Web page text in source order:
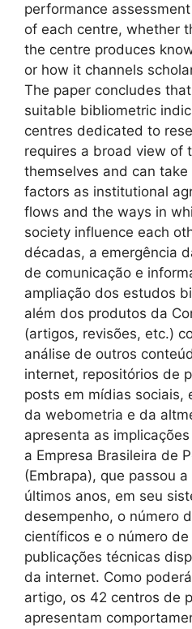
performance
of each centre, whether
the centre produces
or how it channels
The paper concludes
suitable bibliometric
centres dedicated to
requires a broad view of
themselves and can
factors as institutional
flows and the ways in
society influence each
décadas, a emergência
de comunicação e
ampliação dos estudos
além dos produtos da
(artigos, revisões, etc.)
análise de outros
internet, repositórios de
posts em mídias sociais,
da webometria e da
apresenta as
a Empresa Brasileira de
(Embrapa), que passou
últimos anos, em seu
desempenho, o número
científicos e o número
publicações técnicas
da internet. Como
artigo, os 42 centros de
apresentam